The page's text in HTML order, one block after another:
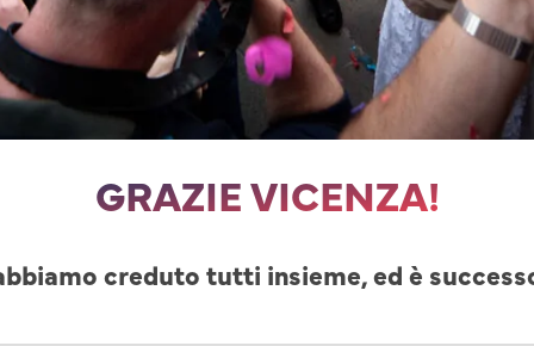
GRAZIE VICENZA!
creduto tutti insieme, ed è